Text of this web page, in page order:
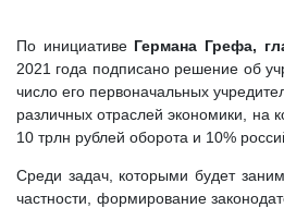
По инициативе Германа Грефа,
2021 года подписано решение об
число его первоначальных
различных отраслей экономики, на
10 трлн рублей оборота и 10%
Среди задач, которыми будет
частности, формирование